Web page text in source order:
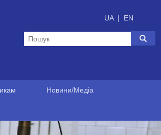
UA | EN
Новини/Медіа